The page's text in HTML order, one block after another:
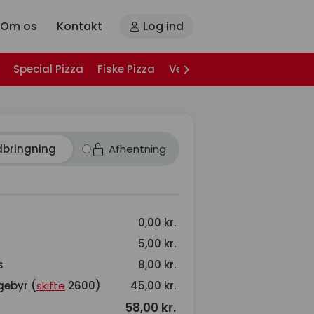
Om os Kontakt Log ind
Special Pizza Fiske Pizza Vegetar Pizza
Afhentning
0,00 kr.
5,00 kr.
8,00 kr.
(skifte 2600) 45,00 kr.
58,00 kr.